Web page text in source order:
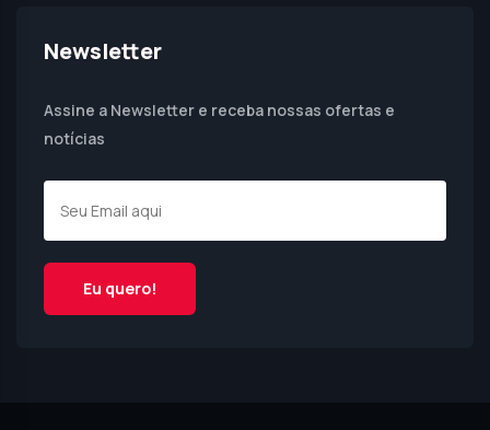
Newsletter
Assine a Newsletter e receba nossas ofertas e
notícias